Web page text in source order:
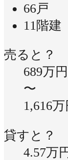
66戸
11階建
売ると？
689万円
〜
1,616万
貸すと？
4.57万